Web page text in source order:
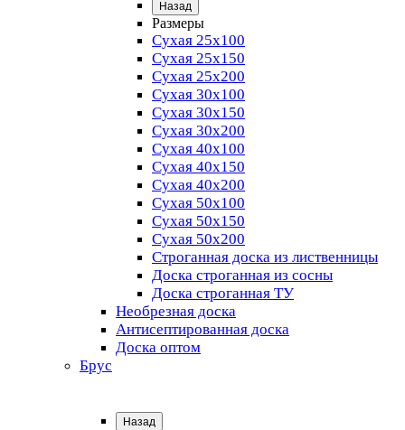
Назад
Размеры
Сухая 25х100
Сухая 25х150
Сухая 25х200
Сухая 30х100
Сухая 30х150
Сухая 30х200
Сухая 40х100
Сухая 40х150
Сухая 40х200
Сухая 50х100
Сухая 50х150
Сухая 50х200
Строганная доска из лиственницы
Доска строганная из сосны
Доска строганная ТУ
Необрезная доска
Антисептированная доска
Доска оптом
Брус
Назад